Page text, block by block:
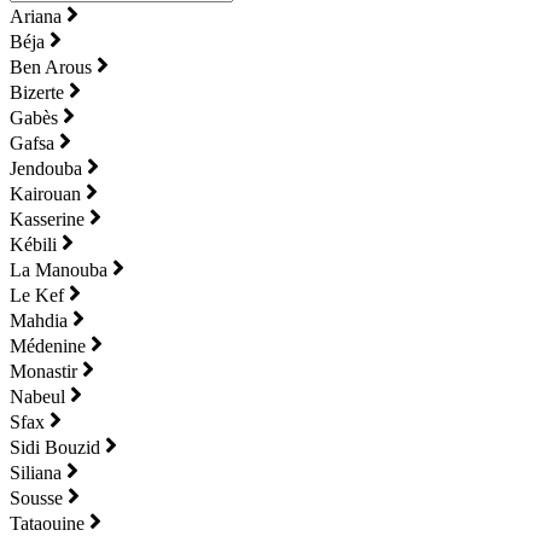
Ariana
Béja
Ben Arous
Bizerte
Gabès
Gafsa
Jendouba
Kairouan
Kasserine
Kébili
La Manouba
Le Kef
Mahdia
Médenine
Monastir
Nabeul
Sfax
Sidi Bouzid
Siliana
Sousse
Tataouine